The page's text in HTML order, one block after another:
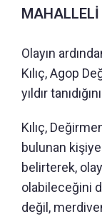
Olayın
Kılıç, Agop
yıldır
Kılıç,
bulunan
belirterek,
olabileceğini
değil,